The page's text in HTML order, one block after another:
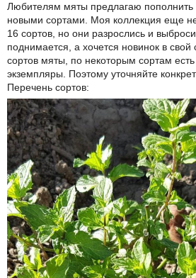
Любителям мяты предлагаю пополнить
новыми сортами. Моя коллекция еще
16 сортов, но они разрослись и
поднимается, а хочется новинок в
сортов мяты, по некоторым сортам
экземпляры. Поэтому уточняйте
Перечень сортов: